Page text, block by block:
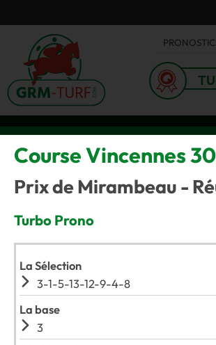
Course Vincennes
Prix de Mirambeau -
Turbo Prono
La Sélection
3-1-5-13-12-9-4-8
La base
3